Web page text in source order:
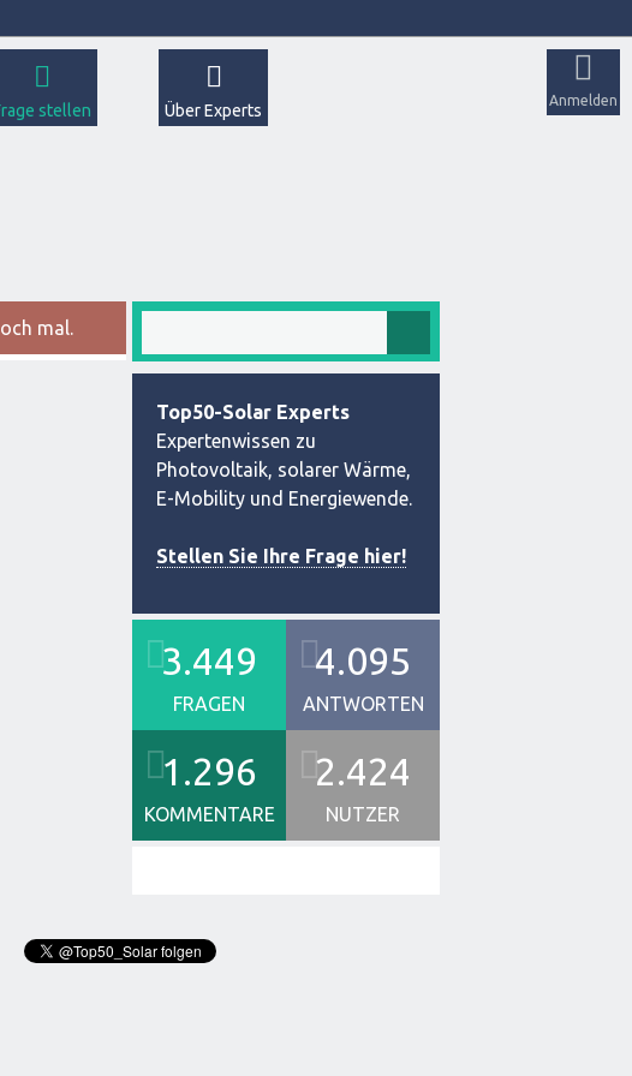
Anmelden
stellen Über Experts
mal.
Top50-Solar Experts
Expertenwissen zu
Photovoltaik, solarer Wärme,
E-Mobility und Energiewende.
Stellen Sie Ihre Frage hier!
3.449
FRAGEN
4.095
ANTWORTEN
1.296
KOMMENTARE
2.424
NUTZER